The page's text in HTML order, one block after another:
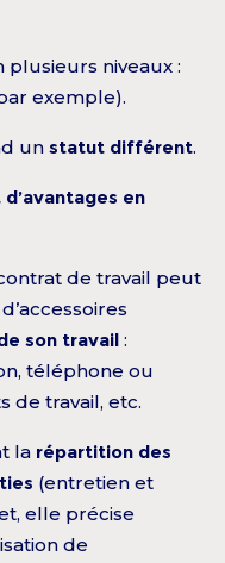
plusieurs niveaux :
exemple).
un statut différent.
en
de travail peut
son travail :
téléphone ou
de travail, etc.
la répartition des
(entretien et
elle précise
de